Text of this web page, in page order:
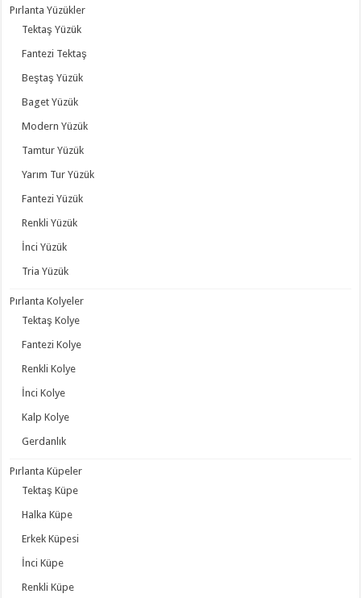
Pırlanta Yüzükler
Tektaş Yüzük
Fantezi Tektaş
Beştaş Yüzük
Baget Yüzük
Modern Yüzük
Tamtur Yüzük
Yarım Tur Yüzük
Fantezi Yüzük
Renkli Yüzük
İnci Yüzük
Tria Yüzük
Pırlanta Kolyeler
Tektaş Kolye
Fantezi Kolye
Renkli Kolye
İnci Kolye
Kalp Kolye
Gerdanlık
Pırlanta Küpeler
Tektaş Küpe
Halka Küpe
Erkek Küpesi
İnci Küpe
Renkli Küpe